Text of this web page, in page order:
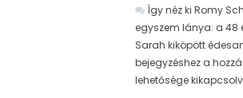
Így néz ki Romy
egyszem lánya: a 48
Sarah kiköpött
bejegyzéshez a
lehetősége